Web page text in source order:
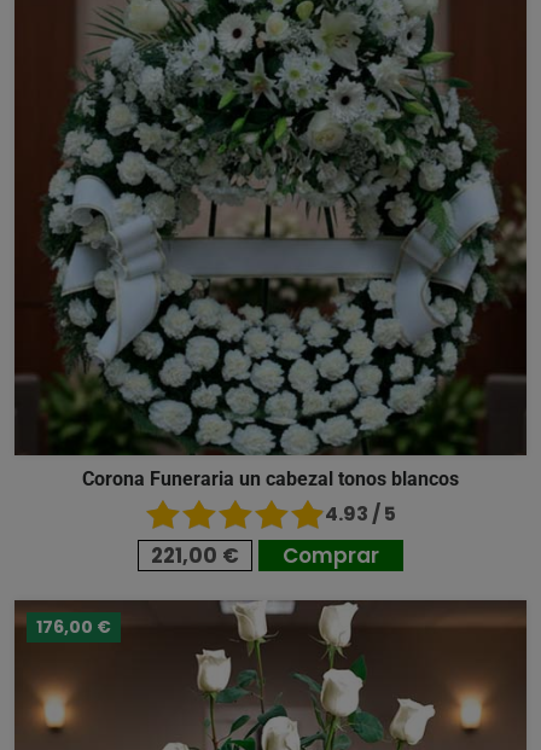
Corona Funeraria un cabezal tonos blancos
4.93 / 5
221,00 € Comprar
176,00 €